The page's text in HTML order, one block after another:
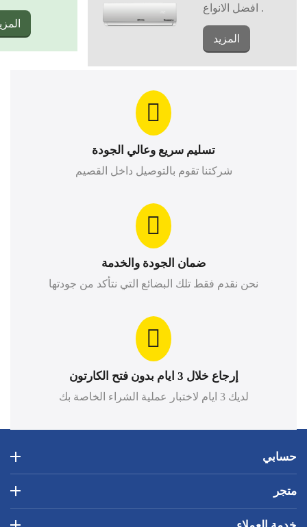
افضل الانواع .
المزيد
تسليم سريع وعالي الجودة
شركتنا تقوم بالتوصيل داخل القصيم
ضمان الجودة والخدمة
نحن نقدم فقط تلك البضائع التي نتأكد من جودتها
إرجاع خلال 3 ايام بدون فتح الكارتون
لديك 3 ايام لاختبار عملية الشراء الخاصة بك
حسابي
متجر